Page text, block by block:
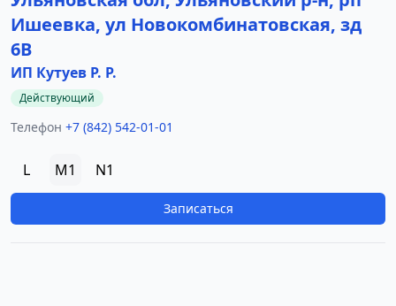
Ишеевка, ул Новокомбинатовская, зд
6В
ИП Кутуев Р. Р.
Действующий
Телефон +7 (842) 542-01-01
L M1 N1
Записаться